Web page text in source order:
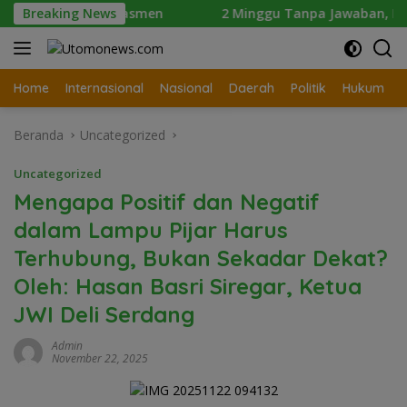
Langsung
ke
konten
Breaking News 2 Minggu Tanpa Jawaban, DPD Mosi
Home Internasional Nasional Daerah Politik Hukum
Beranda Uncategorized
Uncategorized
Mengapa Positif dan Negatif
dalam Lampu Pijar Harus
Terhubung, Bukan Sekadar Dekat?
Oleh: Hasan Basri Siregar, Ketua
JWI Deli Serdang
Admin
November 22, 2025